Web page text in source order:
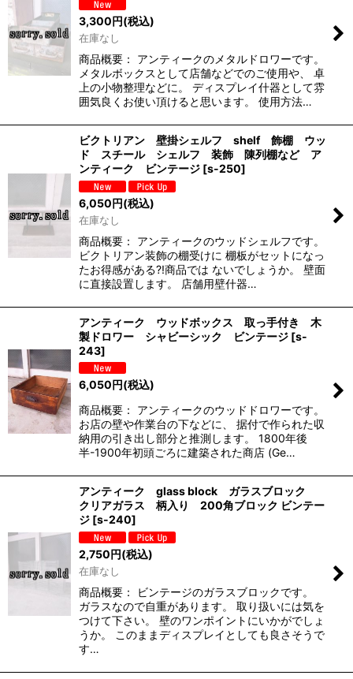
3,300円(税込)
在庫なし
商品概要： アンティークのメタルドロワーです。
メタルボックスとして店舗などでのご使用や、 卓
上の小物整理などに。 ディスプレイ什器として雰
囲気良くお使い頂けると思います。 使用方法…
ビクトリアン 壁掛シェルフ shelf 飾棚 ウッ
ド スチール シェルフ 装飾 陳列棚など ア
ンティーク ビンテージ [s-250]
6,050円(税込)
在庫なし
商品概要： アンティークのウッドシェルフです。
ビクトリアン装飾の棚受けに 棚板がセットになっ
たお得感がある?!商品では ないでしょうか。 壁面
に直接設置します。 店舗用壁什器…
アンティーク ウッドボックス 取っ手付き 木
製ドロワー シャビーシック ビンテージ [s-
243]
6,050円(税込)
商品概要： アンティークのウッドドロワーです。
お店の壁や作業台の下などに、 据付で作られた収
納用の引き出し部分と推測します。 1800年後
半-1900年初頭ごろに建築された商店 (Ge…
アンティーク glass block ガラスブロック
クリアガラス 柄入り 200角ブロック ビンテー
ジ [s-240]
2,750円(税込)
在庫なし
商品概要： ビンテージのガラスブロックです。
ガラスなので自重があります。 取り扱いには気を
つけて下さい。 壁のワンポイントにいかがでしょ
うか。 このままディスプレイとしても良さそうで
す…